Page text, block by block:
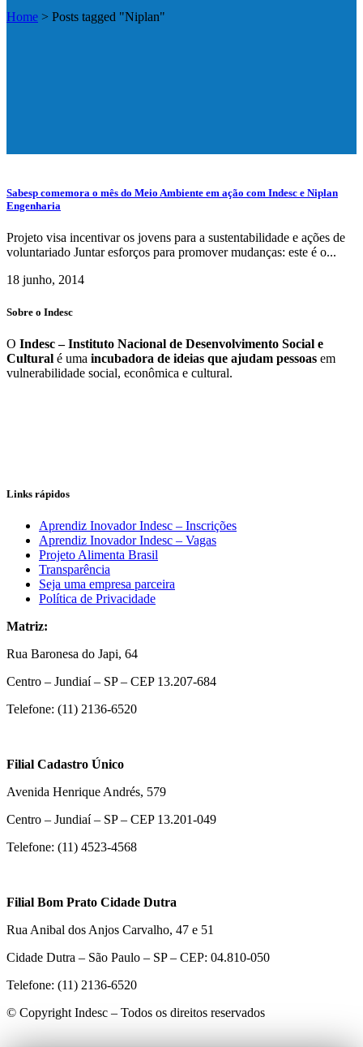
Home > Posts tagged "Niplan"
Sabesp comemora o mês do Meio Ambiente em ação com Indesc e Niplan
Engenharia
Projeto visa incentivar os jovens para a sustentabilidade e ações de
voluntariado Juntar esforços para promover mudanças: este é o...
18 junho, 2014
Sobre o Indesc
O Indesc – Instituto Nacional de Desenvolvimento Social e
Cultural é uma incubadora de ideias que ajudam pessoas em
vulnerabilidade social, econômica e cultural.
Links rápidos
Aprendiz Inovador Indesc – Inscrições
Aprendiz Inovador Indesc – Vagas
Projeto Alimenta Brasil
Transparência
Seja uma empresa parceira
Política de Privacidade
Matriz:
Rua Baronesa do Japi, 64
Centro – Jundiaí – SP – CEP 13.207-684
Telefone: (11) 2136-6520
Filial Cadastro Único
Avenida Henrique Andrés, 579
Centro – Jundiaí – SP – CEP 13.201-049
Telefone: (11) 4523-4568
Filial Bom Prato Cidade Dutra
Rua Anibal dos Anjos Carvalho, 47 e 51
Cidade Dutra – São Paulo – SP – CEP: 04.810-050
Telefone: (11) 2136-6520
© Copyright Indesc – Todos os direitos reservados